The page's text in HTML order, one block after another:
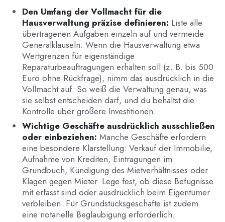
Den Umfang der Vollmacht für die
Hausverwaltung präzise definieren: Liste alle
übertragenen Aufgaben einzeln auf und vermeide
Generalklauseln. Wenn die Hausverwaltung etwa
Wertgrenzen für eigenständige
Reparaturbeauftragungen erhalten soll (z. B. bis 500
Euro ohne Rückfrage), nimm das ausdrücklich in die
Vollmacht auf. So weiß die Verwaltung genau, was
sie selbst entscheiden darf, und du behältst die
Kontrolle über größere Investitionen.
Wichtige Geschäfte ausdrücklich ausschließen
oder einbeziehen: Manche Geschäfte erfordern
eine besondere Klarstellung: Verkauf der Immobilie,
Aufnahme von Krediten, Eintragungen im
Grundbuch, Kündigung des Mietverhältnisses oder
Klagen gegen Mieter. Lege fest, ob diese Befugnisse
mit erfasst sind oder ausdrücklich beim Eigentümer
verbleiben. Für Grundstücksgeschäfte ist zudem
eine notarielle Beglaubigung erforderlich.